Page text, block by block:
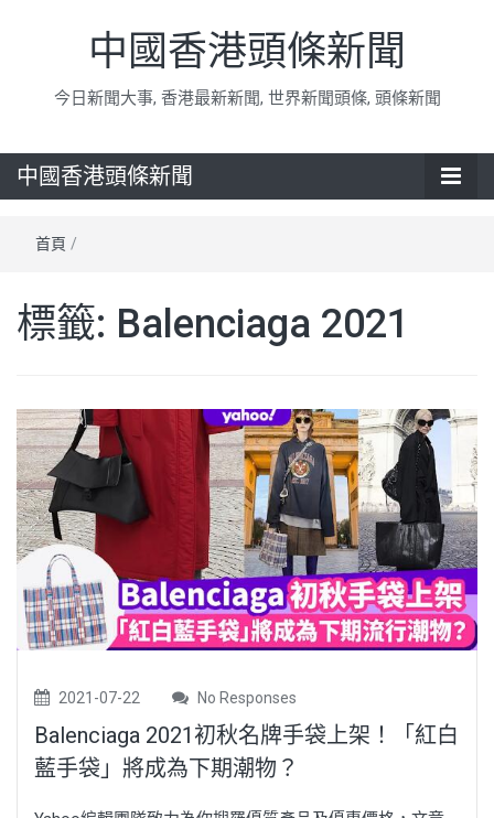
中國香港頭條新聞
今日新聞大事, 香港最新新聞, 世界新聞頭條, 頭條新聞
中國香港頭條新聞
首頁 /
標籤: Balenciaga 2021
2021-07-22 No Responses
Balenciaga 2021初秋名牌手袋上架！「紅白
藍手袋」將成為下期潮物？